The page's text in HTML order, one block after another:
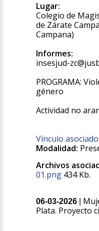
Lugar:
Colegio de
de Zárate
Campana)
Informes:
insesjud-
PROGRAMA:
género
Actividad no
Vínculo
Modalidad:
Archivos
01.png 434 Kb.
06-03-2026
Plata. Proyecto